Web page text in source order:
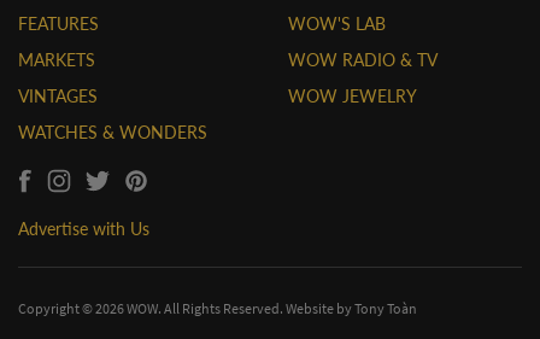
FEATURES
MARKETS
VINTAGES
WATCHES & WONDERS
WOW'S LAB
WOW RADIO & TV
WOW JEWELRY
Advertise with Us
Copyright © 2026 WOW. All Rights Reserved. Website byTony Toàn